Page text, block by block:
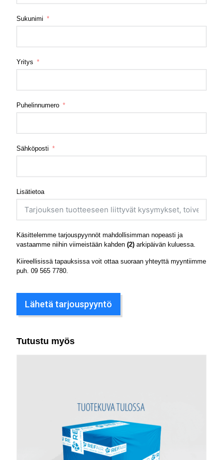
Sukunimi
Yritys
Puhelinnumero
Sähköposti
Lisätietoa
Käsittelemme tarjouspyynnöt mahdollisimman nopeasti ja
vastaamme niihin viimeistään kahden (2) arkipäivän kuluessa.
Kiireellisissä tapauksissa voit ottaa suoraan yhteyttä myyntiimme
puh. 09 565 7780
Lähetä tarjouspyyntö
Tutustu myös